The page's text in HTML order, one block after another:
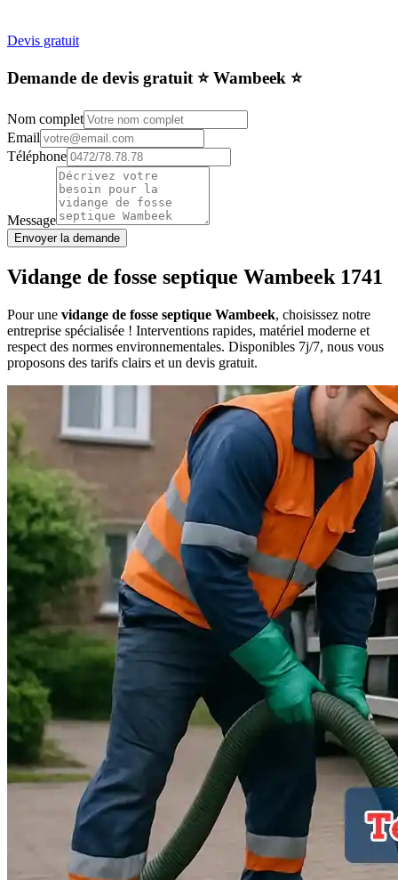
Devis gratuit
Demande de devis gratuit ⭐️ Wambeek ⭐️
Nom complet
Email
Téléphone
Message
Envoyer la demande
Vidange de fosse septique Wambeek 1741
Pour une vidange de fosse septique Wambeek, choisissez notre
entreprise spécialisée ! Interventions rapides, matériel moderne et
respect des normes environnementales. Disponibles 7j/7, nous vous
proposons des tarifs clairs et un devis gratuit.